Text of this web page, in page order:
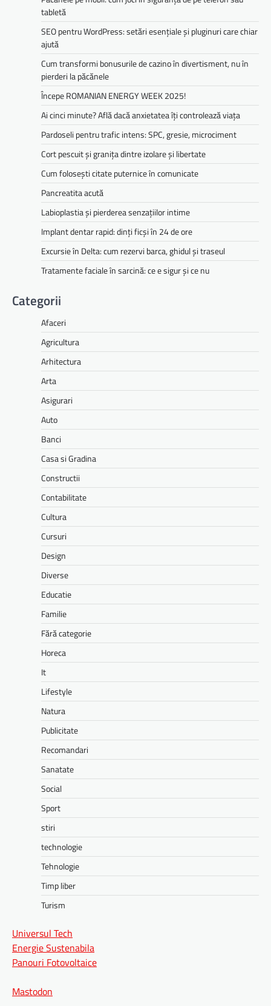
tabletă
SEO pentru WordPress: setări esențiale și pluginuri care chiar
ajută
Cum transformi bonusurile de cazino în divertisment, nu în
pierderi la păcănele
Începe ROMANIAN ENERGY WEEK 2025!
Ai cinci minute? Află dacă anxietatea îți controlează viața
Pardoseli pentru trafic intens: SPC, gresie, microciment
Cort pescuit și granița dintre izolare și libertate
Cum folosești citate puternice în comunicate
Pancreatita acută
Labioplastia și pierderea senzațiilor intime
Implant dentar rapid: dinți ficși în 24 de ore
Excursie în Delta: cum rezervi barca, ghidul și traseul
Tratamente faciale în sarcină: ce e sigur și ce nu
Categorii
Afaceri
Agricultura
Arhitectura
Arta
Asigurari
Auto
Banci
Casa si Gradina
Constructii
Contabilitate
Cultura
Cursuri
Design
Diverse
Educatie
Familie
Fără categorie
Horeca
It
Lifestyle
Natura
Publicitate
Recomandari
Sanatate
Social
Sport
stiri
technologie
Tehnologie
Timp liber
Turism
Universul Tech
Energie Sustenabila
Panouri Fotovoltaice
Mastodon